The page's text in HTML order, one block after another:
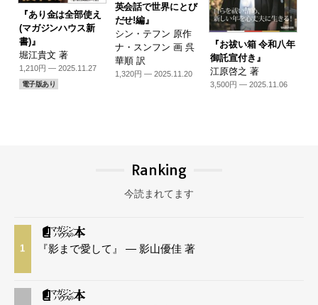
『あり金は全部使え
(マガジンハウス新
書)』
堀江貴文 著
1,210円 — 2025.11.27
電子版あり
英会話で世界にとび
だせ!編』
シン・テフン 原作
ナ・スンフン 画 呉
華順 訳
1,320円 — 2025.11.20
『お祓い箱 令和八年
御託宣付き』
江原啓之 著
3,500円 — 2025.11.06
Ranking
今読まれてます
1 『影まで愛して』 — 影山優佳 著